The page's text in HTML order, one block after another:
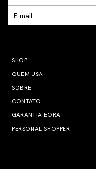
SHOP
QUEM USA
SOBRE
CONTATO
GARANTIA EORA
PERSONAL SHOPPER